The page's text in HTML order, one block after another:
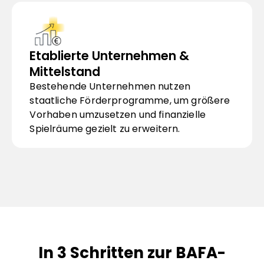
Etablierte Unternehmen &
Mittelstand
Bestehende Unternehmen nutzen
staatliche Förderprogramme, um größere
Vorhaben umzusetzen und finanzielle
Spielräume gezielt zu erweitern.
In 3 Schritten zur BAFA-